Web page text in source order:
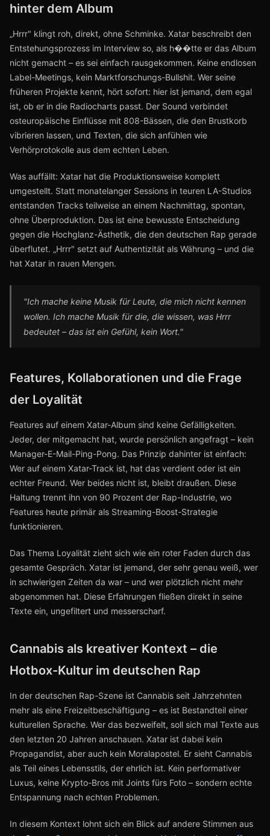
hinter dem Album
„Hrrr" klingt roh, direkt, ohne Schminke. Xatar beschreibt den
Entstehungsprozess im Interview so, als h��tte er das Album
nicht gemacht – es sei einfach rausgekommen. Keine endlosen
Label-Meetings, kein Marktforschungs-Bullshit. Wer seine
früheren Projekte kennt, hört sofort: hier ist jemand, dem egal
ist, ob er in die Radiocharts passt. Der Sound verbindet
osteuropäische Einflüsse mit 808-Bässen, die den Brustkorb
vibrieren lassen, und Texten, die sich anfühlen wie
Verhörprotokolle aus dem echten Leben.
Was auffällt: Xatar hat die Produktionsweise komplett
umgestellt. Statt monatelanger Sessions in teuren LA-Studios
entstanden Tracks teilweise an einem Nachmittag, spontan,
ohne Überproduktion. Das ist eine bewusste Entscheidung
gegen die Hochglanz-Ästhetik, die den deutschen Rap gerade
überflutet. „Hrrr" setzt auf Authentizität als Währung – und die
hat Xatar in rauen Mengen.
"Ich mache keine Musik für Leute, die mich nicht kennen
wollen. Ich mache Musik für die, die wissen, was Hrrr
bedeutet – das ist ein Gefühl, kein Wort."
Features, Kollaborationen und die Frage
der Loyalität
Features auf einem Xatar-Album sind keine Gefälligkeiten.
Jeder, der mitgemacht hat, wurde persönlich angefragt – kein
Manager-E-Mail-Ping-Pong. Das Prinzip dahinter ist einfach:
Wer auf einem Xatar-Track ist, hat das verdient oder ist ein
echter Freund. Wer beides nicht ist, bleibt draußen. Diese
Haltung trennt ihn von 90 Prozent der Rap-Industrie, wo
Features heute primär als Streaming-Boost-Strategie
funktionieren.
Das Thema Loyalität zieht sich wie ein roter Faden durch das
gesamte Gespräch. Xatar ist jemand, der sehr genau weiß, wer
in schwierigen Zeiten da war – und wer plötzlich nicht mehr
abgenommen hat. Diese Erfahrungen fließen direkt in seine
Texte ein, ungefiltert und messerscharf.
Cannabis als kreativer Kontext – die
Hotbox-Kultur im deutschen Rap
In der deutschen Rap-Szene ist Cannabis seit Jahrzehnten
mehr als eine Freizeitbeschäftigung – es ist Bestandteil einer
kulturellen Sprache. Wer das bezweifelt, soll sich mal Texte aus
den letzten 20 Jahren anschauen. Xatar ist dabei kein
Propagandist, aber auch kein Moralapostel. Er sieht Cannabis
als Teil eines Lebensstils, der ehrlich ist. Kein performativer
Luxus, keine Krypto-Bros mit Joints fürs Foto – sondern echte
Entspannung nach echten Problemen.
In diesem Kontext lohnt sich ein Blick auf andere Stimmen aus